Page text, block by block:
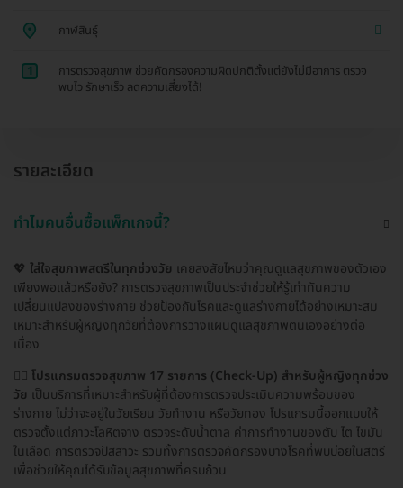
กาฬสินธุ์
1
การตรวจสุขภาพ ช่วยคัดกรองความผิดปกติตั้งแต่ยังไม่มีอาการ ตรวจ
พบไว รักษาเร็ว ลดความเสี่ยงได้!
รายละเอียด
ทำไมคนอื่นซื้อแพ็กเกจนี้?
💖 ใส่ใจสุขภาพสตรีในทุกช่วงวัย เคยสงสัยไหมว่าคุณดูแลสุขภาพของตัวเอง
เพียงพอแล้วหรือยัง? การตรวจสุขภาพเป็นประจำช่วยให้รู้เท่าทันความ
เปลี่ยนแปลงของร่างกาย ช่วยป้องกันโรคและดูแลร่างกายได้อย่างเหมาะสม
เหมาะสำหรับผู้หญิงทุกวัยที่ต้องการวางแผนดูแลสุขภาพตนเองอย่างต่อ
เนื่อง
👩‍⚕️ โปรแกรมตรวจสุขภาพ 17 รายการ (Check-Up) สำหรับผู้หญิงทุกช่วง
วัย เป็นบริการที่เหมาะสำหรับผู้ที่ต้องการตรวจประเมินความพร้อมของ
ร่างกาย ไม่ว่าจะอยู่ในวัยเรียน วัยทำงาน หรือวัยทอง โปรแกรมนี้ออกแบบให้
ตรวจตั้งแต่ภาวะโลหิตจาง ตรวจระดับน้ำตาล ค่าการทำงานของตับ ไต ไขมัน
ในเลือด การตรวจปัสสาวะ รวมทั้งการตรวจคัดกรองบางโรคที่พบบ่อยในสตรี
เพื่อช่วยให้คุณได้รับข้อมูลสุขภาพที่ครบถ้วน